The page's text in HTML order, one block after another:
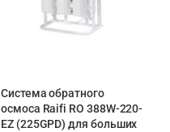
Система обратного
осмоса Raifi RO 388W-220-
EZ (225GPD) для больших